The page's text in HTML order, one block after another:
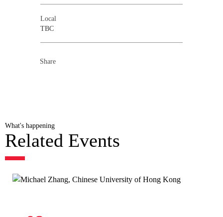
Local
TBC
Share
What's happening
Related Events